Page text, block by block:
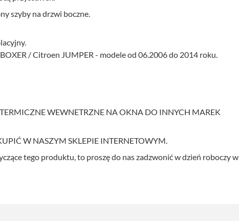
szyby na drzwi boczne.
/ Citroen JUMPER - modele od 06.2006 do 2014 roku.
WEWNETRZNE NA OKNA DO INNYCH MAREK
W NASZYM SKLEPIE INTERNETOWYM.
tego produktu, to proszę do nas zadzwonić w dzień roboczy w